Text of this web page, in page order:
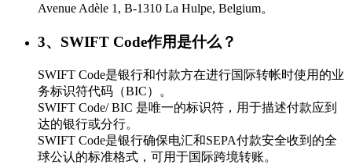
Avenue Adèle 1, B-1310 La Hulpe, Belgium。
3、SWIFT Code作用是什么？
SWIFT Code是银行和付款方在进行国际转帐时使用的业
务标识符代码（BIC）。
SWIFT Code/ BIC 是唯一的标识符，用于描述付款应到
达的银行或分行。
SWIFT Code是银行确保电汇和SEPA付款安全收到的全
球公认的标准格式，可用于国际跨境转账。